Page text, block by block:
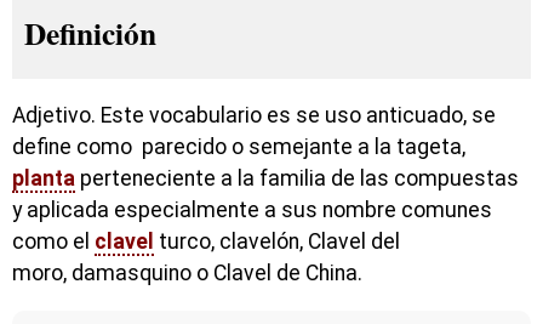
Definición
Adjetivo. Este vocabulario es se uso anticuado, se
define como parecido o semejante a la tageta,
planta perteneciente a la familia de las compuestas
y aplicada especialmente a sus nombre comunes
como el clavel turco, clavelón, Clavel del
moro, damasquino o Clavel de China.